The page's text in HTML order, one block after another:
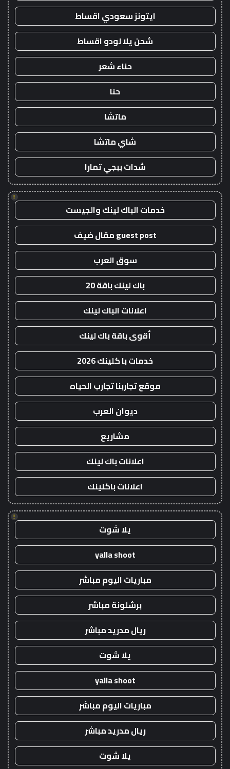
ايتونز سعودي اقساط
شحن يلا لودو اقساط
حناء شعر
حنا
ماتشا
شاي ماتشا
شدات ببجي تمارا
!
خدمات الباك لينك والجيست
guest post مقال ضيف
سوق العرب
باك لينك باقة 20
اعلانات الباك لينك
أقوى باقة باك لينك
خدمات با كلينك 2026
موقع تجاربنا تجارب الحياه
ديوان العرب
مشاريع
اعلانات باك لينك
اعلانات باكلينك
!
يلا شوت
yalla shoot
مباريات اليوم مباشر
برشلونة مباشر
ريال مدريد مباشر
يلا شوت
yalla shoot
مباريات اليوم مباشر
ريال مدريد مباشر
يلا شوت